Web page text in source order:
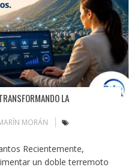
LA
MORÁN
Recientemente,
un doble terremoto